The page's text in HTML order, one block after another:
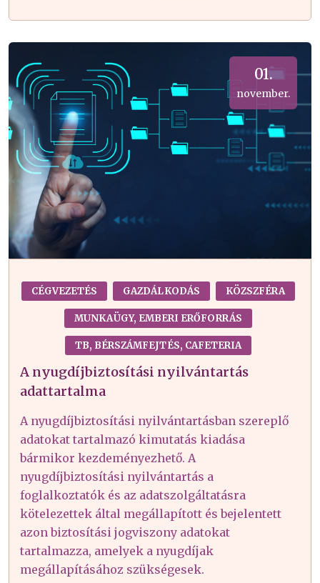
01.
november.
CÉGVEZETÉS GAZDÁLKODÁS KÖZSZFÉRA
MUNKAÜGY, EMBERI ERŐFORRÁS
TB, BÉRSZÁMFEJTÉS, CAFETERIA
A nyugdíjbiztosítási nyilvántartás
adattartalma
A nyugdíjbiztosítási nyilvántartásban szereplő
adatokat tartalmazó kimutatás kiadása
bármikor kezdeményezhető. A
nyugdíjbiztosítási nyilvántartás a
foglalkoztatók és az adatszolgáltatásra
kötelezettek által megállapított és bejelentett
azon biztosítási jogviszony adatokat
tartalmazza, amelyek a nyugdíjak
megállapításához szükségesek.